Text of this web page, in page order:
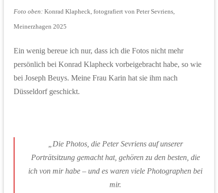
Foto oben: Konrad Klapheck, fotografiert von Peter Sevriens,
Meinerzhagen 2025
Ein wenig bereue ich nur, dass ich die Fotos nicht mehr
persönlich bei Konrad Klapheck vorbeigebracht habe, so wie
bei Joseph Beuys. Meine Frau Karin hat sie ihm nach
Düsseldorf geschickt.
„Die Photos, die Peter Sevriens auf unserer
Porträtsitzung gemacht hat, gehören zu den besten, die
ich von mir habe – und es waren viele Photographen bei
mir.